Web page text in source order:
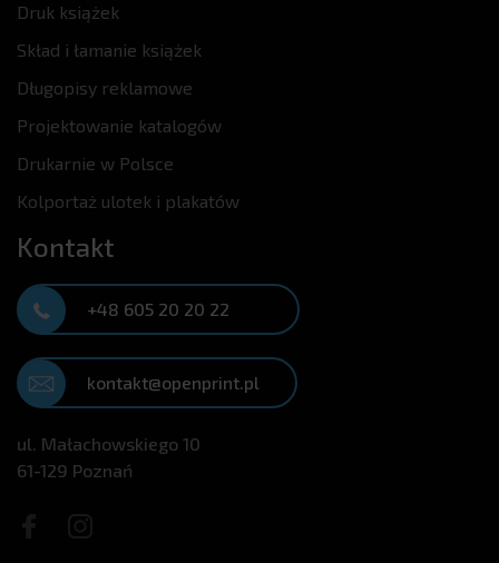
Druk książek
Skład i łamanie książek
Długopisy reklamowe
Projektowanie katalogów
Drukarnie w Polsce
Kolportaż ulotek i plakatów
Kontakt
+48 605 20 20 22
kontakt@openprint.pl
ul. Małachowskiego 10
61-129 Poznań